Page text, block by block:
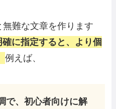
難な文章を作ります
に指定すると、より個
例えば、
で、初心者向けに解